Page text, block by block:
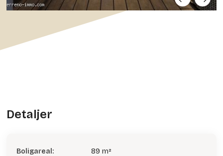
Detaljer
Boligareal:
89 m²